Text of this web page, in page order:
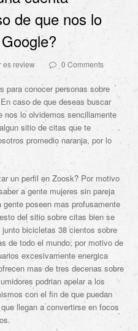
de que nos lo
es review 0 Comments
para conocer personas sobre
caso de que deseas buscar
nos lo olvidemos sencillamente
sitio de citas que te
promedio naranja, por lo
un perfil en Zoosk? Por motivo
a gente mujeres sin pareja
poseen mas profusamente
del sitio sobre citas bien se
bicicletas 38 cientos sobre
de todo el mundo; por motivo de
excesivamente energica
mas de tres decenas sobre
podrian apelar a los
con el fin de que puedan
llegan a convertirse en focos